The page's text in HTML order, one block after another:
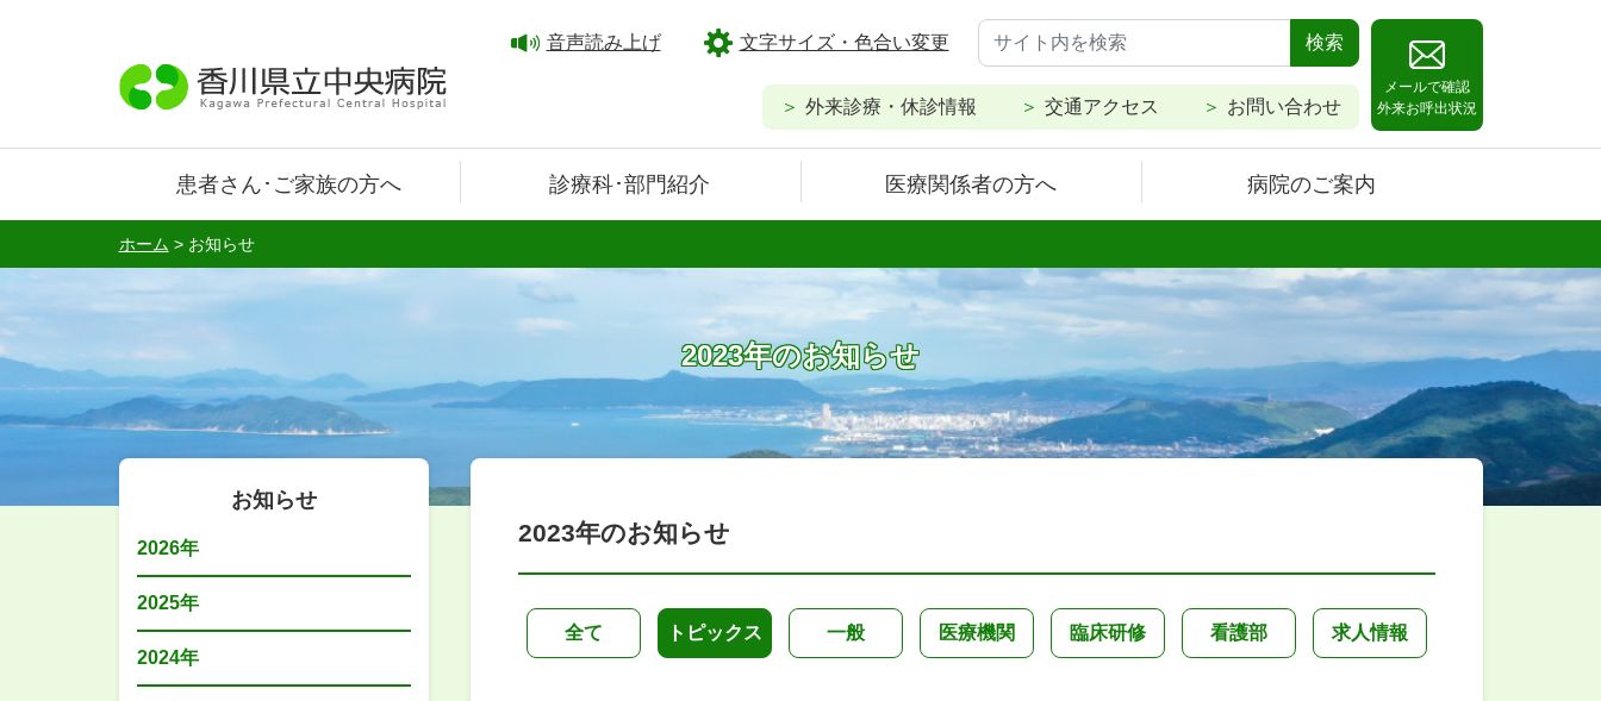
音声読み上げ 文字サイズ・色合い変更 検索
外来診療・休診情報 交通アクセス お問い合わせ
メールで確認
外来お呼出状況
患者さん･ご家族の方へ 診療科･部門紹介 医療関係者の方へ 病院のご案内
ホーム > お知らせ
2023年のお知らせ
2023年のお知らせ
全て トピックス 一般 医療機関 臨床研修 看護部 求人情報
お知らせ
2026年
2025年
2024年